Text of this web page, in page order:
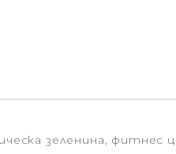
зеленина, фитнес